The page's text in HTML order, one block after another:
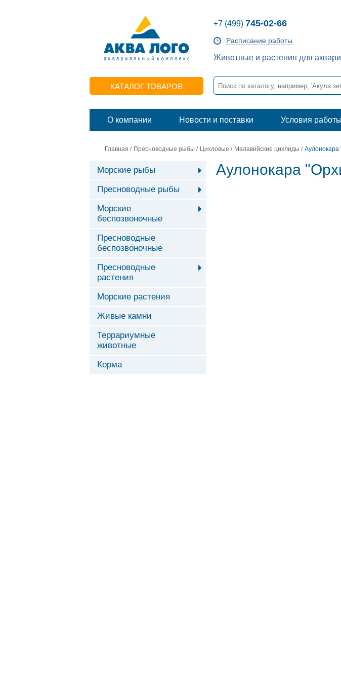
+7 (499) 745-02-66
Расписание работы
Животные и растения для
КАТАЛОГ ТОВАРОВ
О компании Новости и поставки Условия работы
Главная / Пресноводные рыбы / Цихловые / Малавийские цихлиды /
Морские рыбы
Пресноводные рыбы
Морские
беспозвоночные
Пресноводные
беспозвоночные
Пресноводные
растения
Морские растения
Живые камни
Террариумные
животные
Корма
Аулонокара